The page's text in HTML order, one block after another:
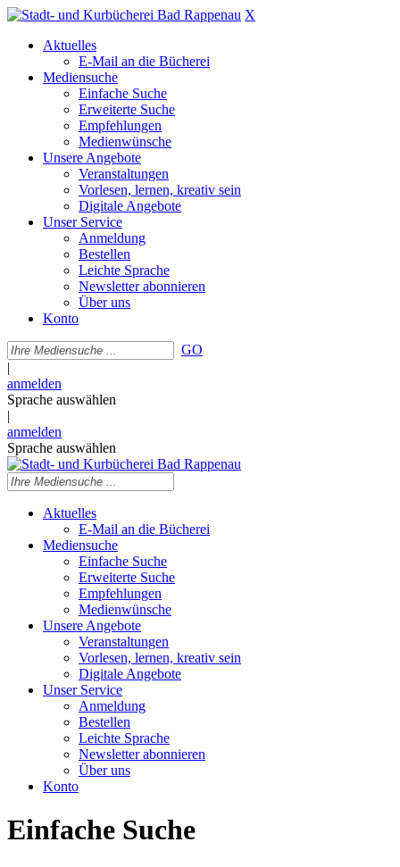
X
Aktuelles
E-Mail an die Bücherei
Mediensuche
Einfache Suche
Erweiterte Suche
Empfehlungen
Medienwünsche
Unsere Angebote
Veranstaltungen
Vorlesen, lernen, kreativ sein
Digitale Angebote
Unser Service
Anmeldung
Bestellen
Leichte Sprache
Newsletter abonnieren
Über uns
Konto
GO
|
anmelden
Sprache auswählen
|
anmelden
Sprache auswählen
Aktuelles
E-Mail an die Bücherei
Mediensuche
Einfache Suche
Erweiterte Suche
Empfehlungen
Medienwünsche
Unsere Angebote
Veranstaltungen
Vorlesen, lernen, kreativ sein
Digitale Angebote
Unser Service
Anmeldung
Bestellen
Leichte Sprache
Newsletter abonnieren
Über uns
Konto
Einfache Suche